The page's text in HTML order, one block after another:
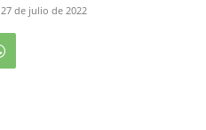
27 de julio de 2022